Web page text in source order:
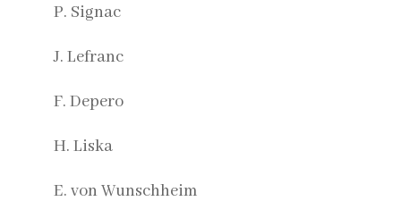
P. Signac
J. Lefranc
F. Depero
H. Liska
E. von Wunschheim